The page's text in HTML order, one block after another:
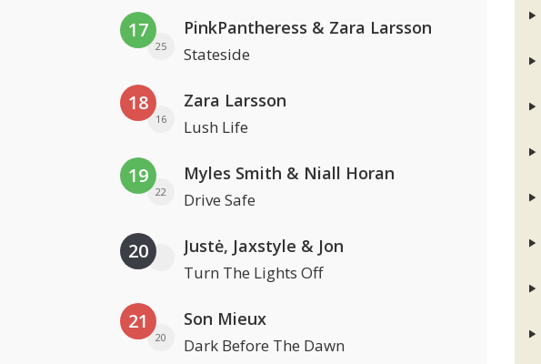
17
25
PinkPantheress & Zara Larsson
Stateside
18
16
Zara Larsson
Lush Life
19
22
Myles Smith & Niall Horan
Drive Safe
20 Justė, Jaxstyle & Jon
Turn The Lights Off
21
20
Son Mieux
Dark Before The Dawn